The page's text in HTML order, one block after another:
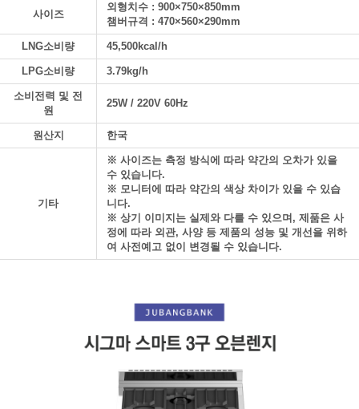
사이즈
외형치수 : 900×750×850mm
챔버규격 : 470×560×290mm
LNG소비량 45,500kcal/h
LPG소비량 3.79kg/h
소비전력 및 전
원
25W / 220V 60Hz
원산지 한국
기타
※ 사이즈는 측정 방식에 따라 약간의 오차가 있을
수 있습니다.
※ 모니터에 따라 약간의 색상 차이가 있을 수 있습
니다.
※ 상기 이미지는 실제와 다를 수 있으며, 제품은 사
정에 따라 외관, 사양 등 제품의 성능 및 개선을 위하
여 사전예고 없이 변경될 수 있습니다.